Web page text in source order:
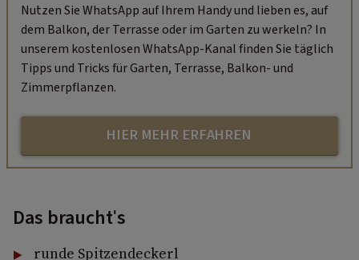
Nutzen Sie WhatsApp auf Ihrem Handy und lieben es, auf
dem Balkon, der Terrasse oder im Garten zu werkeln? In
unserem kostenlosen WhatsApp-Kanal finden Sie täglich
Tipps und Tricks für Garten, Terrasse, Balkon- und
Zimmerpflanzen.
HIER MEHR ERFAHREN
Das braucht's
runde Spitzendeckerl